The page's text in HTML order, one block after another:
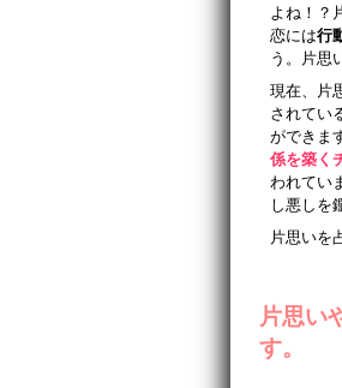
よね！？
恋には行
う。片思
現在、片
されてい
ができま
係を築く
われてい
し悪しを
片思いを
片思い
す。